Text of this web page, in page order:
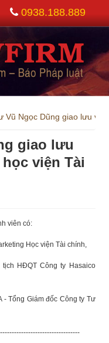
0938.188.889
Vũ Ngọc Dũng giao lưu
giao lưu
viện Tài
viên có:
Học viện Tài chính,
HĐQT Công ty Hasaico
- Tổng Giám đốc Công ty Tư